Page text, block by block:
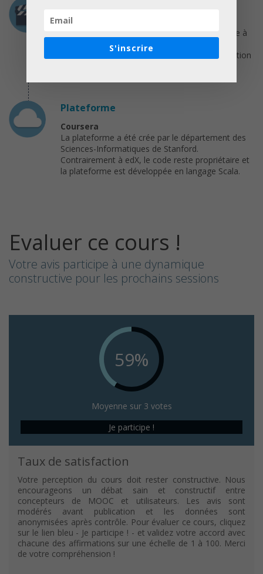
Semaine 1 : Les parcours : ils se sont lancés !
Semaine 2 : L’entrepreneuriat social, la réponse à
Semaine 3 : Du besoin à la solution, la proposition
Plateforme
Coursera
La plateforme a été crée par le département des
Sciences-Informatiques de Stanford.
Contrairement à edX, le code reste propriétaire et
la plateforme est développée en langage Scala.
Evaluer ce cours !
Votre avis participe à une dynamique
constructive pour les prochains sessions
59%
Moyenne sur 3 votes
Je participe !
Taux de satisfaction
Votre perception du cours doit rester constructive. Nous
encourageons un débat sain et constructif entre
concepteurs de MOOC et utilisateurs. Les avis sont
modérés avant publication et les données sont
anonymisées après contrôle. Pour évaluer ce cours, cliquez
sur le lien bleu - Je participe ! - et validez votre accord avec
chacune des affirmations sur une échelle de 1 à 100. Merci
de votre compréhension !
S'inscrire